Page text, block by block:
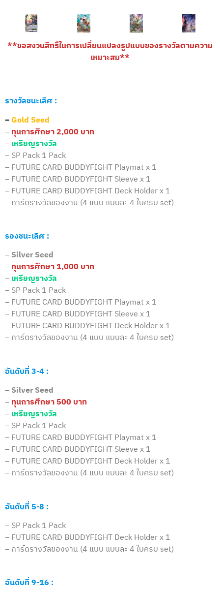
**ขอสงวนสิทธิ์ในการเปลี่ยนแปลงรูปแบบของรางวัลตามความ
เหมาะสม**
รางวัลชนะเลิศ :
–Gold Seed
–ทุนการศึกษา 2,000 บาท
–เหรียญรางวัล
– SP Pack 1 Pack
– FUTURE CARD BUDDYFIGHT Playmat x 1
– FUTURE CARD BUDDYFIGHT Sleeve x 1
– FUTURE CARD BUDDYFIGHT Deck Holder x 1
– การ์ดรางวัลของงาน (4 แบบ แบบละ 4 ใบครบ set)
รองชนะเลิศ :
–Silver Seed
–ทุนการศึกษา 1,000 บาท
–เหรียญรางวัล
– SP Pack 1 Pack
– FUTURE CARD BUDDYFIGHT Playmat x 1
– FUTURE CARD BUDDYFIGHT Sleeve x 1
– FUTURE CARD BUDDYFIGHT Deck Holder x 1
– การ์ดรางวัลของงาน (4 แบบ แบบละ 4 ใบครบ set)
อันดับที่ 3-4 :
–Silver Seed
–ทุนการศึกษา 500 บาท
–เหรียญรางวัล
– SP Pack 1 Pack
– FUTURE CARD BUDDYFIGHT Playmat x 1
– FUTURE CARD BUDDYFIGHT Sleeve x 1
– FUTURE CARD BUDDYFIGHT Deck Holder x 1
– การ์ดรางวัลของงาน (4 แบบ แบบละ 4 ใบครบ set)
อันดับที่ 5-8 :
– SP Pack 1 Pack
– FUTURE CARD BUDDYFIGHT Deck Holder x 1
– การ์ดรางวัลของงาน (4 แบบ แบบละ 4 ใบครบ set)
อันดับที่ 9-16 :